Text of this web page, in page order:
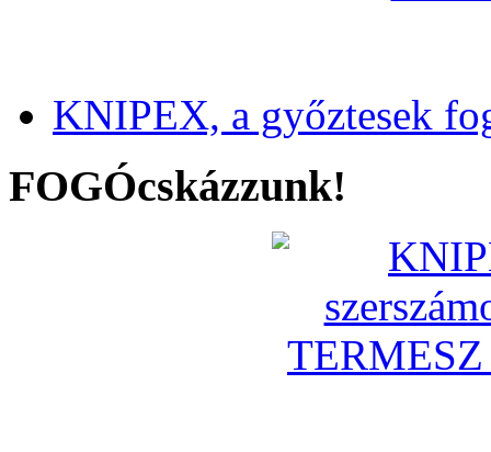
KNIPEX, a győztesek
FOGÓcskázzunk!